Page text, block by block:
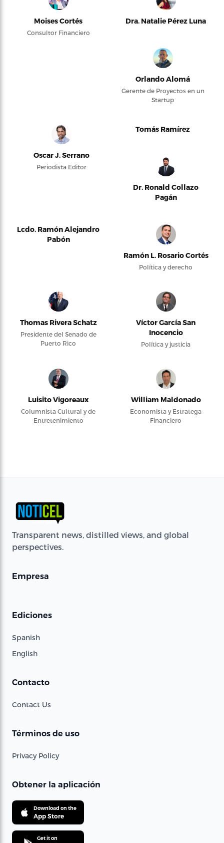
Moises Cortés
Consultor Financiero
Dra. Natalie Pérez Luna
Orlando Alomá
Gerente de Proyectos en un
Startup
Oscar J. Serrano
Periodista Editor
Tomás Ramírez
Dr. Ronald Collazo
Pagán
Lcdo. Ramón Alejandro
Pabón
Ramón L. Rosario Cortés
Política y derecho
Thomas Rivera Schatz
Presidente del Senado de
Puerto Rico
Víctor García San
Inocencio
Política y justicia
Luisito Vigoreaux
Columnista Cultural y de
Entretenimiento
William Maldonado
Economista y Estratega
Financiero
Transparent news, distilled views, and global
perspectives.
Empresa
Ediciones
Spanish
English
Contacto
Contact Us
Términos de uso
Privacy Policy
Obtener la aplicación
Download on the
App Store
Get it on